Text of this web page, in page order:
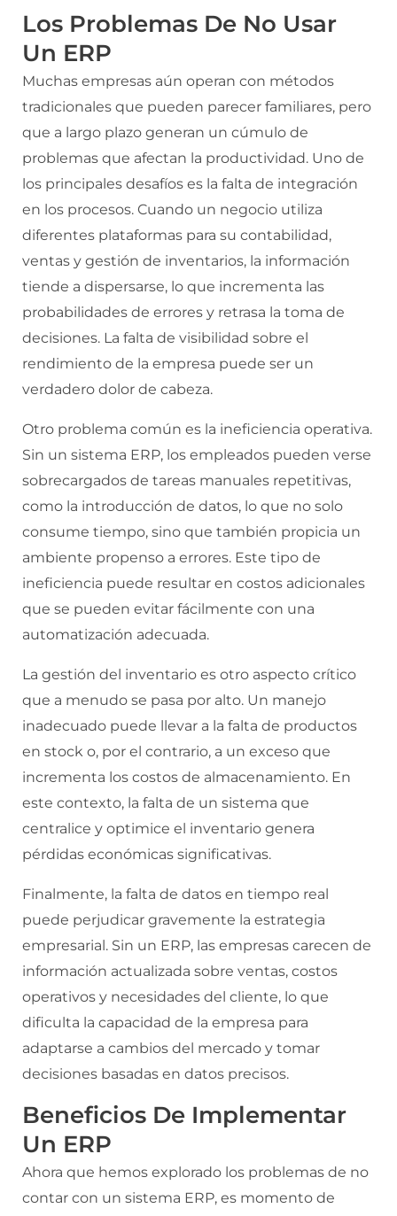
Los Problemas De No Usar
Un ERP
Muchas empresas aún operan con métodos
tradicionales que pueden parecer familiares, pero
que a largo plazo generan un cúmulo de
problemas que afectan la productividad. Uno de
los principales desafíos es la falta de integración
en los procesos. Cuando un negocio utiliza
diferentes plataformas para su contabilidad,
ventas y gestión de inventarios, la información
tiende a dispersarse, lo que incrementa las
probabilidades de errores y retrasa la toma de
decisiones. La falta de visibilidad sobre el
rendimiento de la empresa puede ser un
verdadero dolor de cabeza.
Otro problema común es la ineficiencia operativa.
Sin un sistema ERP, los empleados pueden verse
sobrecargados de tareas manuales repetitivas,
como la introducción de datos, lo que no solo
consume tiempo, sino que también propicia un
ambiente propenso a errores. Este tipo de
ineficiencia puede resultar en costos adicionales
que se pueden evitar fácilmente con una
automatización adecuada.
La gestión del inventario es otro aspecto crítico
que a menudo se pasa por alto. Un manejo
inadecuado puede llevar a la falta de productos
en stock o, por el contrario, a un exceso que
incrementa los costos de almacenamiento. En
este contexto, la falta de un sistema que
centralice y optimice el inventario genera
pérdidas económicas significativas.
Finalmente, la falta de datos en tiempo real
puede perjudicar gravemente la estrategia
empresarial. Sin un ERP, las empresas carecen de
información actualizada sobre ventas, costos
operativos y necesidades del cliente, lo que
dificulta la capacidad de la empresa para
adaptarse a cambios del mercado y tomar
decisiones basadas en datos precisos.
Beneficios De Implementar
Un ERP
Ahora que hemos explorado los problemas de no
contar con un sistema ERP, es momento de